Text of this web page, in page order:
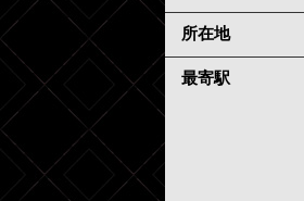
所在地
最寄駅